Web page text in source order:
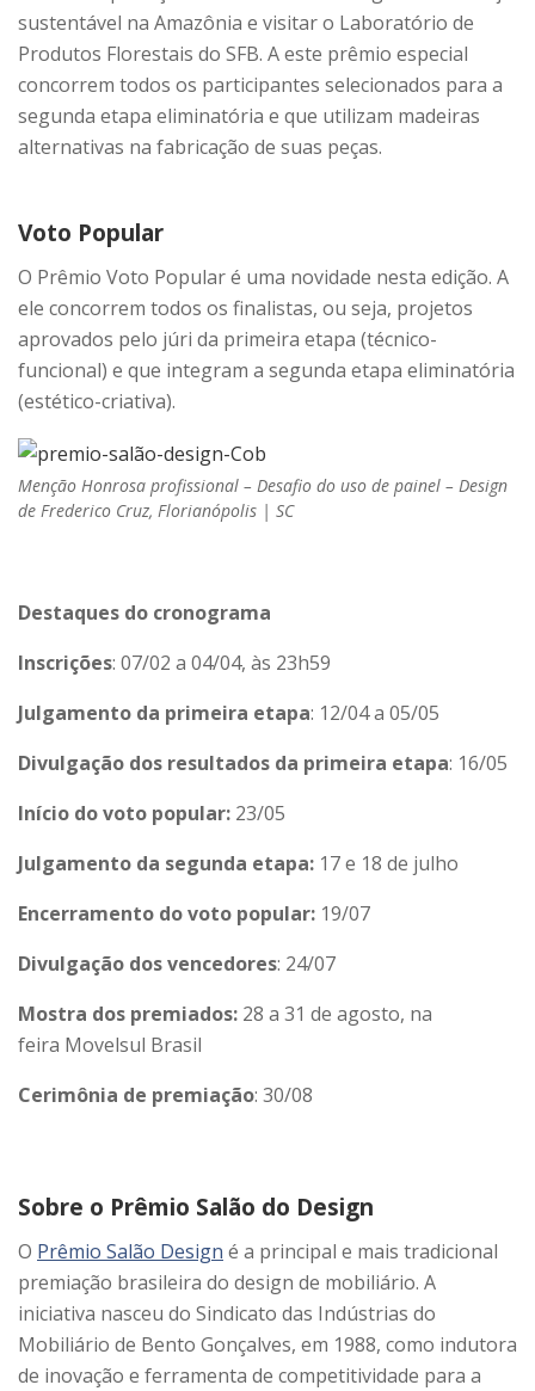
sustentável na Amazônia e visitar o Laboratório de
Produtos Florestais do SFB. A este prêmio especial
concorrem todos os participantes selecionados para a
segunda etapa eliminatória e que utilizam madeiras
alternativas na fabricação de suas peças.
Voto Popular
O Prêmio Voto Popular é uma novidade nesta edição. A
ele concorrem todos os finalistas, ou seja, projetos
aprovados pelo júri da primeira etapa (técnico-
funcional) e que integram a segunda etapa eliminatória
(estético-criativa).
Menção Honrosa profissional – Desafio do uso de painel – Design
de Frederico Cruz, Florianópolis | SC
Destaques do cronograma
Inscrições: 07/02 a 04/04, às 23h59
Julgamento da primeira etapa: 12/04 a 05/05
Divulgação dos resultados da primeira etapa: 16/05
Início do voto popular: 23/05
Julgamento da segunda etapa: 17 e 18 de julho
Encerramento do voto popular: 19/07
Divulgação dos vencedores: 24/07
Mostra dos premiados: 28 a 31 de agosto, na
feira Movelsul Brasil
Cerimônia de premiação: 30/08
Sobre o Prêmio Salão do Design
O Prêmio Salão Design é a principal e mais tradicional
premiação brasileira do design de mobiliário. A
iniciativa nasceu do Sindicato das Indústrias do
Mobiliário de Bento Gonçalves, em 1988, como indutora
de inovação e ferramenta de competitividade para a